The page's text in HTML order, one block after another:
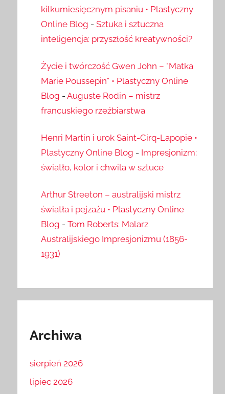
kilkumiesięcznym pisaniu • Plastyczny
Online Blog - Sztuka i sztuczna
inteligencja: przyszłość kreatywności?
Życie i twórczość Gwen John – "Matka
Marie Poussepin" • Plastyczny Online
Blog - Auguste Rodin – mistrz
francuskiego rzeźbiarstwa
Henri Martin i urok Saint-Cirq-Lapopie •
Plastyczny Online Blog - Impresjonizm:
światło, kolor i chwila w sztuce
Arthur Streeton – australijski mistrz
światła i pejzażu • Plastyczny Online
Blog - Tom Roberts: Malarz
Australijskiego Impresjonizmu (1856-
1931)
Archiwa
sierpień 2026
lipiec 2026